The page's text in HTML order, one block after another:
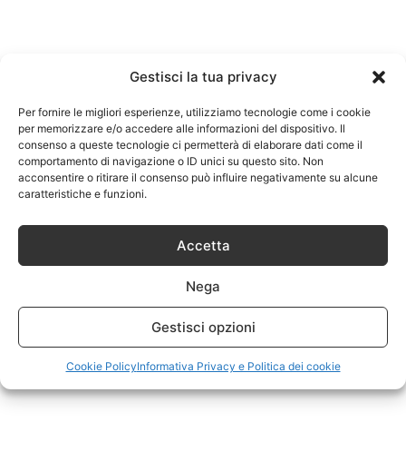
Gestisci la tua privacy
Per fornire le migliori esperienze, utilizziamo tecnologie come i cookie
per memorizzare e/o accedere alle informazioni del dispositivo. Il
consenso a queste tecnologie ci permetterà di elaborare dati come il
comportamento di navigazione o ID unici su questo sito. Non
acconsentire o ritirare il consenso può influire negativamente su alcune
caratteristiche e funzioni.
Accetta
Nega
Gestisci opzioni
Cookie PolicyInformativa Privacy e Politica dei cookie